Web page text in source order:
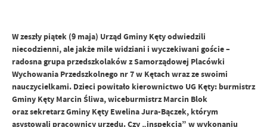
W zeszły piątek (9 maja) Urząd Gminy Kęty odwiedzili
niecodzienni, ale jakże mile widziani i wyczekiwani goście –
radosna grupa przedszkolaków z Samorządowej Placówki
Wychowania Przedszkolnego nr 7 w Kętach wraz ze swoimi
nauczycielkami. Dzieci powitało kierownictwo UG Kęty: burmistrz
Gminy Kęty Marcin Śliwa, wiceburmistrz Marcin Blok
oraz sekretarz Gminy Kęty Ewelina Jura-Bączek, którym
asystowali pracownicy urzędu. Czy „inspekcja” w wykonaniu